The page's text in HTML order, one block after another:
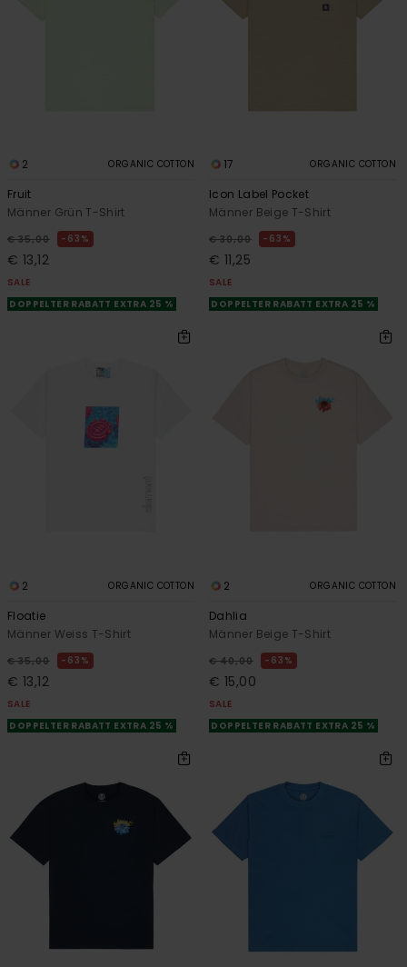
2 ORGANIC COTTON
Fruit
Männer Grün T-Shirt
€ 35,00 63%
€ 13,12
SALE
DOPPELTER RABATT EXTRA 25 %
17 ORGANIC COTTON
Icon Label Pocket
Männer Beige T-Shirt
€ 30,00 63%
€ 11,25
SALE
DOPPELTER RABATT EXTRA 25 %
2 ORGANIC COTTON
Floatie
Männer Weiss T-Shirt
€ 35,00 63%
€ 13,12
SALE
DOPPELTER RABATT EXTRA 25 %
2 ORGANIC COTTON
Dahlia
Männer Beige T-Shirt
€ 40,00 63%
€ 15,00
SALE
DOPPELTER RABATT EXTRA 25 %